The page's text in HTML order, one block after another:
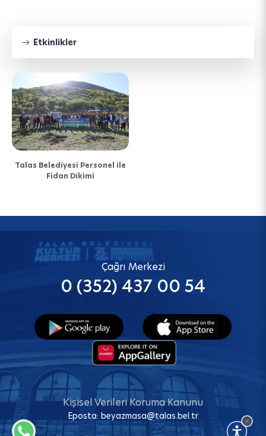
Etkinlikler
Talas Belediyesi Personel ile
Fidan Dikimi
Çağrı Merkezi
0 (352) 437 00 54
Kişisel Verileri Koruma Kanunu
Eposta: beyazmasa@talas.bel.tr